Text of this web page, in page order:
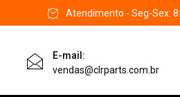
Atendimento - Seg-Sex:
E-mail:
vendas@clrparts.com.br